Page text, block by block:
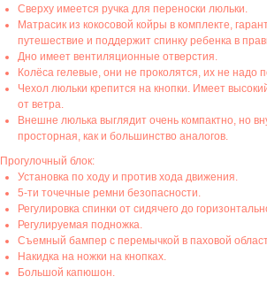
Сверху имеется ручка для переноски люльки.
Матрасик из кокосовой койры в комплекте,
путешествие и поддержит спинку ребенка в
Дно имеет вентиляционные отверстия.
Колёса гелевые, они не проколятся, их не надо
Чехол люльки крепится на кнопки. Имеет
от ветра.
Внешне люлька выглядит очень компактно, но
просторная, как и большинство аналогов.
Прогулочный блок:
Установка по ходу и против хода движения.
5-ти точечные ремни безопасности.
Регулировка спинки от сидячего до
Регулируемая подножка.
Съемный бампер с перемычкой в паховой
Накидка на ножки на кнопках.
Большой капюшон.